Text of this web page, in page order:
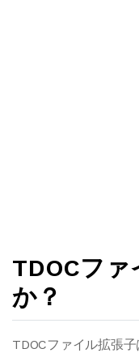
TDOCファ
か？
TDOCファイル拡張